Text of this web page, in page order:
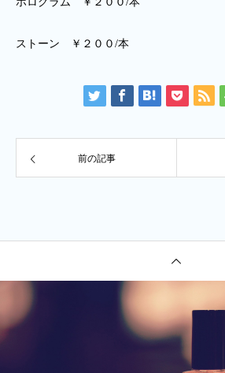
ストーン ￥２００/本
前の記事